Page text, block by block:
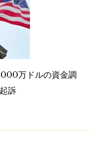
万ドルの資金調
訴